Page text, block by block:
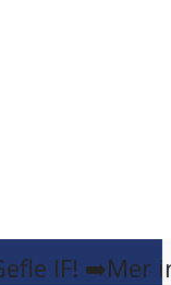
IF! ➡️Mer